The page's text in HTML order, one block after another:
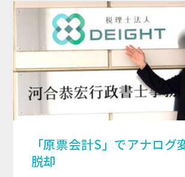
「原票会計S」でアナログ
脱却